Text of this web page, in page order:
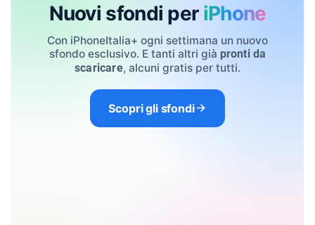
Nuovi sfondi per iPhone
Con iPhoneItalia+ ogni settimana un nuovo
sfondo esclusivo. E tanti altri già pronti da
scaricare, alcuni gratis per tutti.
Scopri gli sfondi